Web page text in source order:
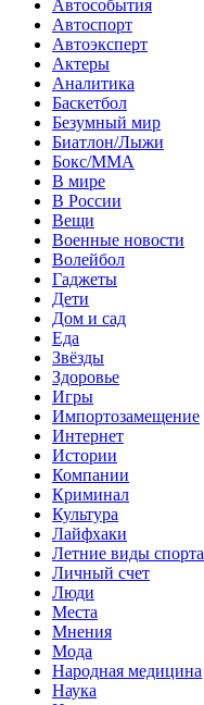
Автособытия
Автоспорт
Автоэксперт
Актеры
Аналитика
Баскетбол
Безумный мир
Биатлон/Лыжи
Бокс/MMA
В мире
В России
Вещи
Военные новости
Волейбол
Гаджеты
Дети
Дом и сад
Еда
Звёзды
Здоровье
Игры
Импортозамещение
Интернет
Истории
Компании
Криминал
Культура
Лайфхаки
Летние виды спорта
Личный счет
Люди
Места
Мнения
Мода
Народная медицина
Наука